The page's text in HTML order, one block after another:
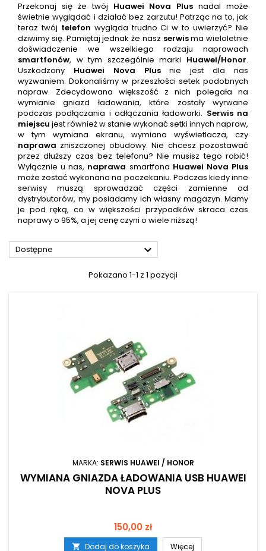
Przekonaj się że twój Huawei Nova Plusnadal może
świetnie wyglądać i działać bez zarzutu! Patrząc na to, jak
teraz twój telefon wygląda trudno Ci w to uwierzyć? Nie
dziwimy się. Pamiętaj jednak że nasz serwisma wieloletnie
doświadczenie we wszelkiego rodzaju naprawach
smartfonów, w tym szczególnie marki Huawei/Honor.
Uszkodzony Huawei Nova Plusnie jest dla nas
wyzwaniem. Dokonaliśmy w przeszłości setek podobnych
napraw. Zdecydowana większość z nich polegała na
wymianie gniazd ładowania, które zostały wyrwane
podczas podłączania i odłączania ładowarki. Serwis na
miejscu jest również w stanie wykonać setki innych napraw,
w tym wymiana ekranu, wymiana wyświetlacza, czy
naprawa zniszczonej obudowy. Nie chcesz pozostawać
przez dłuższy czas bez telefonu? Nie musisz tego robić!
Wyłącznie u nas, naprawa smartfona Huawei Nova Plus
może zostać wykonana na poczekaniu. Podczas kiedy inne
serwisy muszą sprowadzać części zamienne od
dystrybutorów, my posiadamy ich własny magazyn. Mamy
je pod ręką, co w większości przypadków skraca czas
naprawy o 95%, a jej cenę czyni o wiele niższą!
Dostępne 
Pokazano 1-1 z 1 pozycji
MARKA: SERWIS HUAWEI / HONOR
WYMIANA GNIAZDA ŁADOWANIA USB HUAWEI
NOVA PLUS
Cena
150,00 zł
 Dodaj do koszyka Więcej